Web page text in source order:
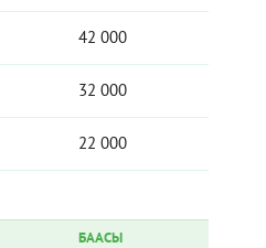
42 000
32 000
22 000
БААСЫ